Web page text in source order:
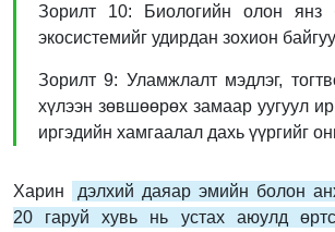
Зорилт 10: Биологийн олон янз
экосистемийг удирдан зохион
Зорилт 9: Уламжлалт мэдлэг,
хүлээн зөвшөөрөх замаар уугуул
иргэдийн хамгаалал дахь үүргийг
Харин
дэлхий даяар эмийн болон
20 гаруй хувь нь устах аюулд